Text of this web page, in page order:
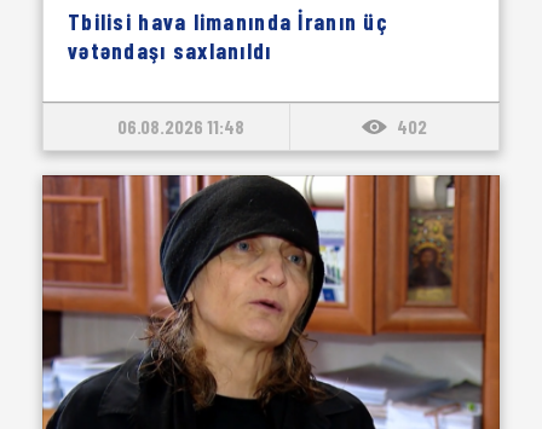
Tbilisi hava limanında İranın üç
vətəndaşı saxlanıldı
06.08.2026 11:48 402